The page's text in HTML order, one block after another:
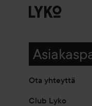
Ota yhteyttä
Club Lyko